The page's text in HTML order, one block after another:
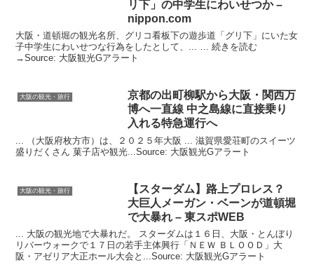
リ下」の中学生にわいせつか –
nippon.com
大阪・道頓堀の観光名所、グリコ看板下の遊歩道「グリ下」にいた女
子中学生にわいせつな行為をしたとして、... … 続きを読む
→Source: 大阪観光Gアラート
大阪の観光・旅行 京都の出町柳駅から大阪 ・関西万
博へ一直線 中之島線に直接乗り
入れる特急運行へ
... （大阪府枚方市）は、２０２５年大阪 ... 滋賀県愛荘町のスイーツ
盛りだくさん 菓子店や観光...Source: 大阪観光Gアラート
大阪の観光・旅行
【スターダム】路上プロレス？
大巨人メーガン・ベーンが道頓堀
で大暴れ – 東スポWEB
... 大阪の観光地で大暴れだ。 スターダムは１６日、大阪・とんぼり
リバーウォークで１７日の若手主体興行「ＮＥＷ ＢＬＯＯＤ」大
阪・アゼリア大正ホール大会と...Source: 大阪観光Gアラート